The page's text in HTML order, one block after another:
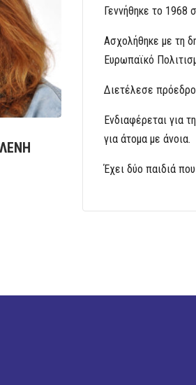
Δήμου…
Γεννήθηκε το 1968
Ασχολήθηκε με τη
Ευρωπαϊκό
Διετέλεσε
Ενδιαφέρεται για
για άτομα με άνοια.
Έχει δύο παιδιά